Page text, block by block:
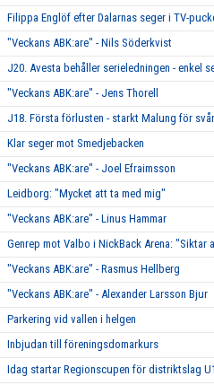
Filippa Englöf efter Dalarnas seger i TV-
"Veckans ABK:are" - Nils Söderkvist
J20. Avesta behåller serieledningen - enkel
"Veckans ABK:are" - Jens Thorell
J18. Första förlusten - starkt Malung för
Klar seger mot Smedjebacken
"Veckans ABK:are" - Joel Efraimsson
Leidborg: "Mycket att ta med mig"
"Veckans ABK:are" - Linus Hammar
Genrep mot Valbo i NickBack Arena: "Siktar
"Veckans ABK:are" - Rasmus Hellberg
"Veckans ABK:are" - Alexander Larsson Bjur
Parkering vid vallen i helgen
Inbjudan till föreningsdomarkurs
Idag startar Regionscupen för distriktslag